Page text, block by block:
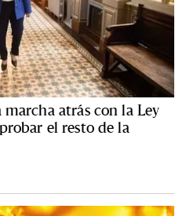
atrás con la Ley
el resto de la